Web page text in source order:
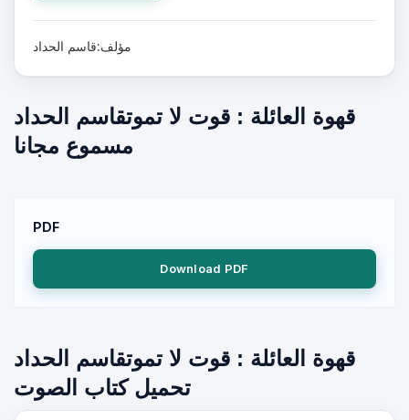
مؤلف:قاسم الحداد
قهوة العائلة : قوت لا تموتقاسم الحداد
مسموع مجانا
PDF
Download PDF
قهوة العائلة : قوت لا تموتقاسم الحداد
تحميل كتاب الصوت